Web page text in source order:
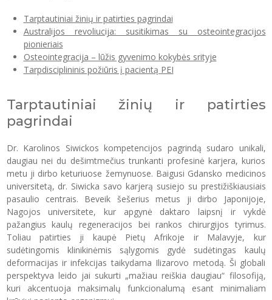
Tarptautiniai žinių ir patirties pagrindai
Australijos revoliucija: susitikimas su osteointegracijos
pionieriais
Osteointegracija – lūžis gyvenimo kokybės srityje
Tarpdisciplininis požiūris į pacientą PEI
Tarptautiniai žinių ir patirties
pagrindai
Dr. Karolinos Siwickos kompetencijos pagrindą sudaro unikali,
daugiau nei du dešimtmečius trunkanti profesinė karjera, kurios
metu ji dirbo keturiuose žemynuose. Baigusi Gdansko medicinos
universitetą, dr. Siwicka savo karjerą susiejo su prestižiškiausiais
pasaulio centrais. Beveik šešerius metus ji dirbo Japonijoje,
Nagojos universitete, kur apgynė daktaro laipsnį ir vykdė
pažangius kaulų regeneracijos bei rankos chirurgijos tyrimus.
Toliau patirties ji kaupė Pietų Afrikoje ir Malavyje, kur
sudėtingomis klinikinėmis sąlygomis gydė sudėtingas kaulų
deformacijas ir infekcijas taikydama Ilizarovo metodą. Ši globali
perspektyva leido jai sukurti „mažiau reiškia daugiau“ filosofiją,
kuri akcentuoja maksimalų funkcionalumą esant minimaliam